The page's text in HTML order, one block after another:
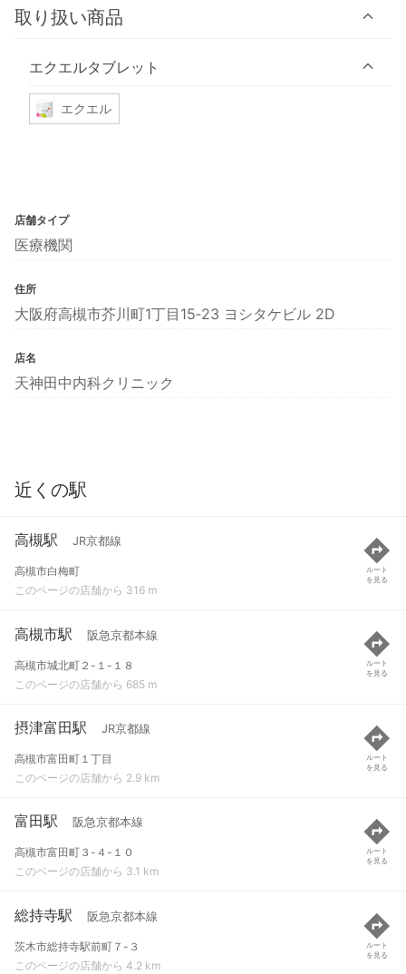
取り扱い商品
エクエルタブレット
エクエル
店舗タイプ
医療機関
住所
大阪府高槻市芥川町1丁目15‐23 ヨシタケビル 2D
店名
天神田中内科クリニック
近くの駅
高槻駅 JR京都線
高槻市白梅町
このページの店舗から 316 m
ルート
を見る
高槻市駅 阪急京都本線
高槻市城北町２-１-１８
このページの店舗から 685 m
ルート
を見る
摂津富田駅 JR京都線
高槻市富田町１丁目
このページの店舗から 2.9 km
ルート
を見る
富田駅 阪急京都本線
高槻市富田町３-４-１０
このページの店舗から 3.1 km
ルート
を見る
総持寺駅 阪急京都本線
茨木市総持寺駅前町７-３
このページの店舗から 4.2 km
ルート
を見る